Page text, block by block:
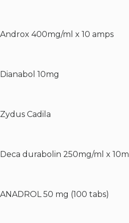
Androx 400mg/ml x 10 amps
Dianabol 10mg
Zydus Cadila
Deca durabolin 250mg/ml x 10ml
ANADROL 50 mg (100 tabs)